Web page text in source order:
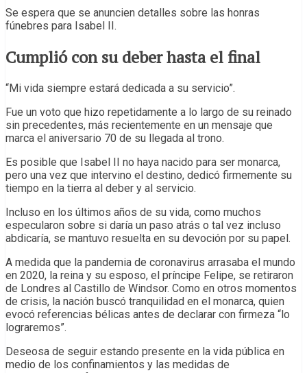
Se espera que se anuncien detalles sobre las honras
fúnebres para Isabel II.
Cumplió con su deber hasta el final
“Mi vida siempre estará dedicada a su servicio”.
Fue un voto que hizo repetidamente a lo largo de su reinado
sin precedentes, más recientemente en un mensaje que
marca el aniversario 70 de su llegada al trono.
Es posible que Isabel II no haya nacido para ser monarca,
pero una vez que intervino el destino, dedicó firmemente su
tiempo en la tierra al deber y al servicio.
Incluso en los últimos años de su vida, como muchos
especularon sobre si daría un paso atrás o tal vez incluso
abdicaría, se mantuvo resuelta en su devoción por su papel.
A medida que la pandemia de coronavirus arrasaba el mundo
en 2020, la reina y su esposo, el príncipe Felipe, se retiraron
de Londres al Castillo de Windsor. Como en otros momentos
de crisis, la nación buscó tranquilidad en el monarca, quien
evocó referencias bélicas antes de declarar con firmeza “lo
lograremos”.
Deseosa de seguir estando presente en la vida pública en
medio de los confinamientos y las medidas de